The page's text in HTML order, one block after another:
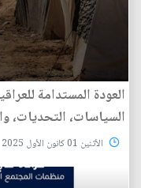
العودة المستدامة
السياسات، التحديات،
الأثنين 01 كانون الأول 2025